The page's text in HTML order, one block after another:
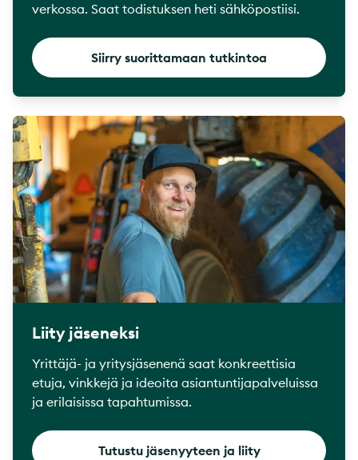
verkossa. Saat todistuksen heti sähköpostiisi.
Siirry suorittamaan tutkintoa
Liity jäseneksi
Yrittäjä- ja yritysjäsenenä saat konkreettisia
etuja, vinkkejä ja ideoita asiantuntijapalveluissa
ja erilaisissa tapahtumissa.
Tutustu jäsenyyteen ja liity